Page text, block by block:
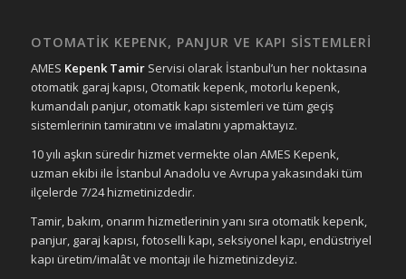
OTOMATİK KEPENK, PANJUR VE KAPI SİSTEMLERİ
AMES Kepenk Tamir Servisi olarak İstanbul’un her noktasına
otomatik garaj kapısı, Otomatik kepenk, motorlu kepenk,
kumandalı panjur, otomatik kapı sistemleri ve tüm geçiş
sistemlerinin tamiratını ve imalatını yapmaktayız.
10 yılı aşkın süredir hizmet vermekte olan AMES Kepenk,
uzman ekibi ile İstanbul Anadolu ve Avrupa yakasındaki tüm
ilçelerde 7/24 hizmetinizdedir.
Tamir, bakım, onarım hizmetlerinin yanı sıra otomatik kepenk,
panjur, garaj kapısı, fotoselli kapı, seksiyonel kapı, endüstriyel
kapı üretim/imalât ve montajı ile hizmetinizdeyiz.